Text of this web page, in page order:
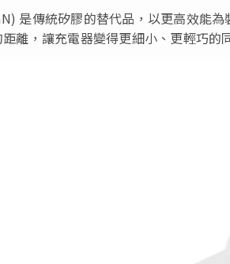
是傳統矽膠的替代品，以更高效能
離，讓充電器變得更細小、更輕巧的